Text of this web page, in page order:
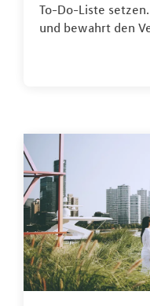
To-Do-Liste
und bewahrt den